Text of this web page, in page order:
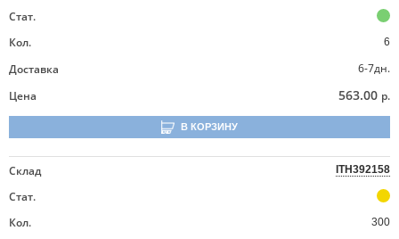
Стат.
Кол.
6
Доставка
6-7дн.
Цена
563.00 р.
В КОРЗИНУ
Склад ITH392158
Стат.
Кол.
300